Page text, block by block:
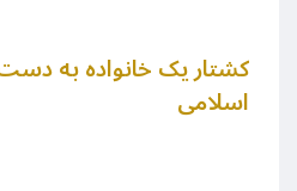
کشتار یک خانواده به
اسلامی